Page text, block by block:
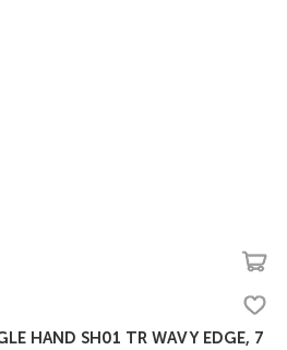
HAND SH01 TR WAVY EDGE, 7